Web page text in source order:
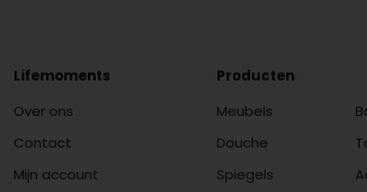
Lifemoments
Over ons
Contact
Mijn account
Producten
Meubels
Douche
Spiegels